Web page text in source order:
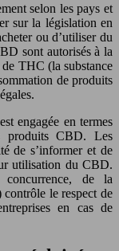
selon les pays et
sur la législation en
ou d’utiliser du
sont autorisés à la
THC (la substance
de produits
engagée en termes
produits CBD. Les
de s’informer et de
utilisation du CBD.
de la
contrôle le respect de
en cas de